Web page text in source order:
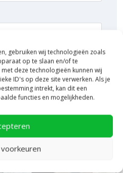
gebruiken wij technologieën zoals
op te slaan en/of te
deze technologieën kunnen wij
ID's op deze site verwerken. Als je
intrekt, kan dit een
functies en mogelijkheden.